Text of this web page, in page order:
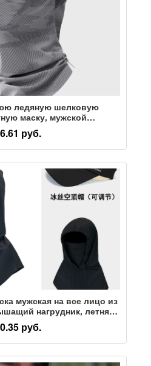
ледяную шелковую
маску, мужской
от ультрафиолета,
полотенце для лица с
маска-нагрудник
руб.
мужская на все лицо из
нагрудник, летняя
полотенце для лица для
чехол для шеи,
руб.